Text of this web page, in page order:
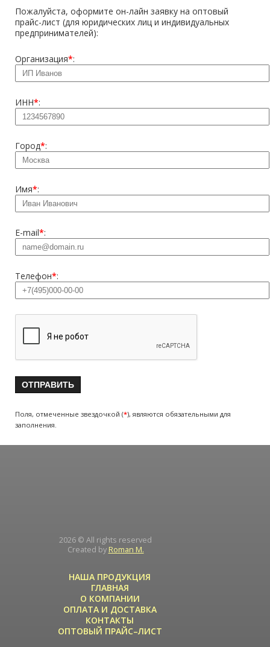
2026 © All rights reserved
Created by Roman M.
НАША ПРОДУКЦИЯ
ГЛАВНАЯ
О КОМПАНИИ
ОПЛАТА И ДОСТАВКА
КОНТАКТЫ
ОПТОВЫЙ ПРАЙС–ЛИСТ
Пожалуйста, оформите он-лайн заявку на оптовый
прайс-лист (для юридических лиц и индивидуальных
предпринимателей):
Организация*:
ИНН*:
Город*:
Имя*:
E-mail*:
Телефон*:
Поля, отмеченные звездочкой (*), являются обязательными для
заполнения.